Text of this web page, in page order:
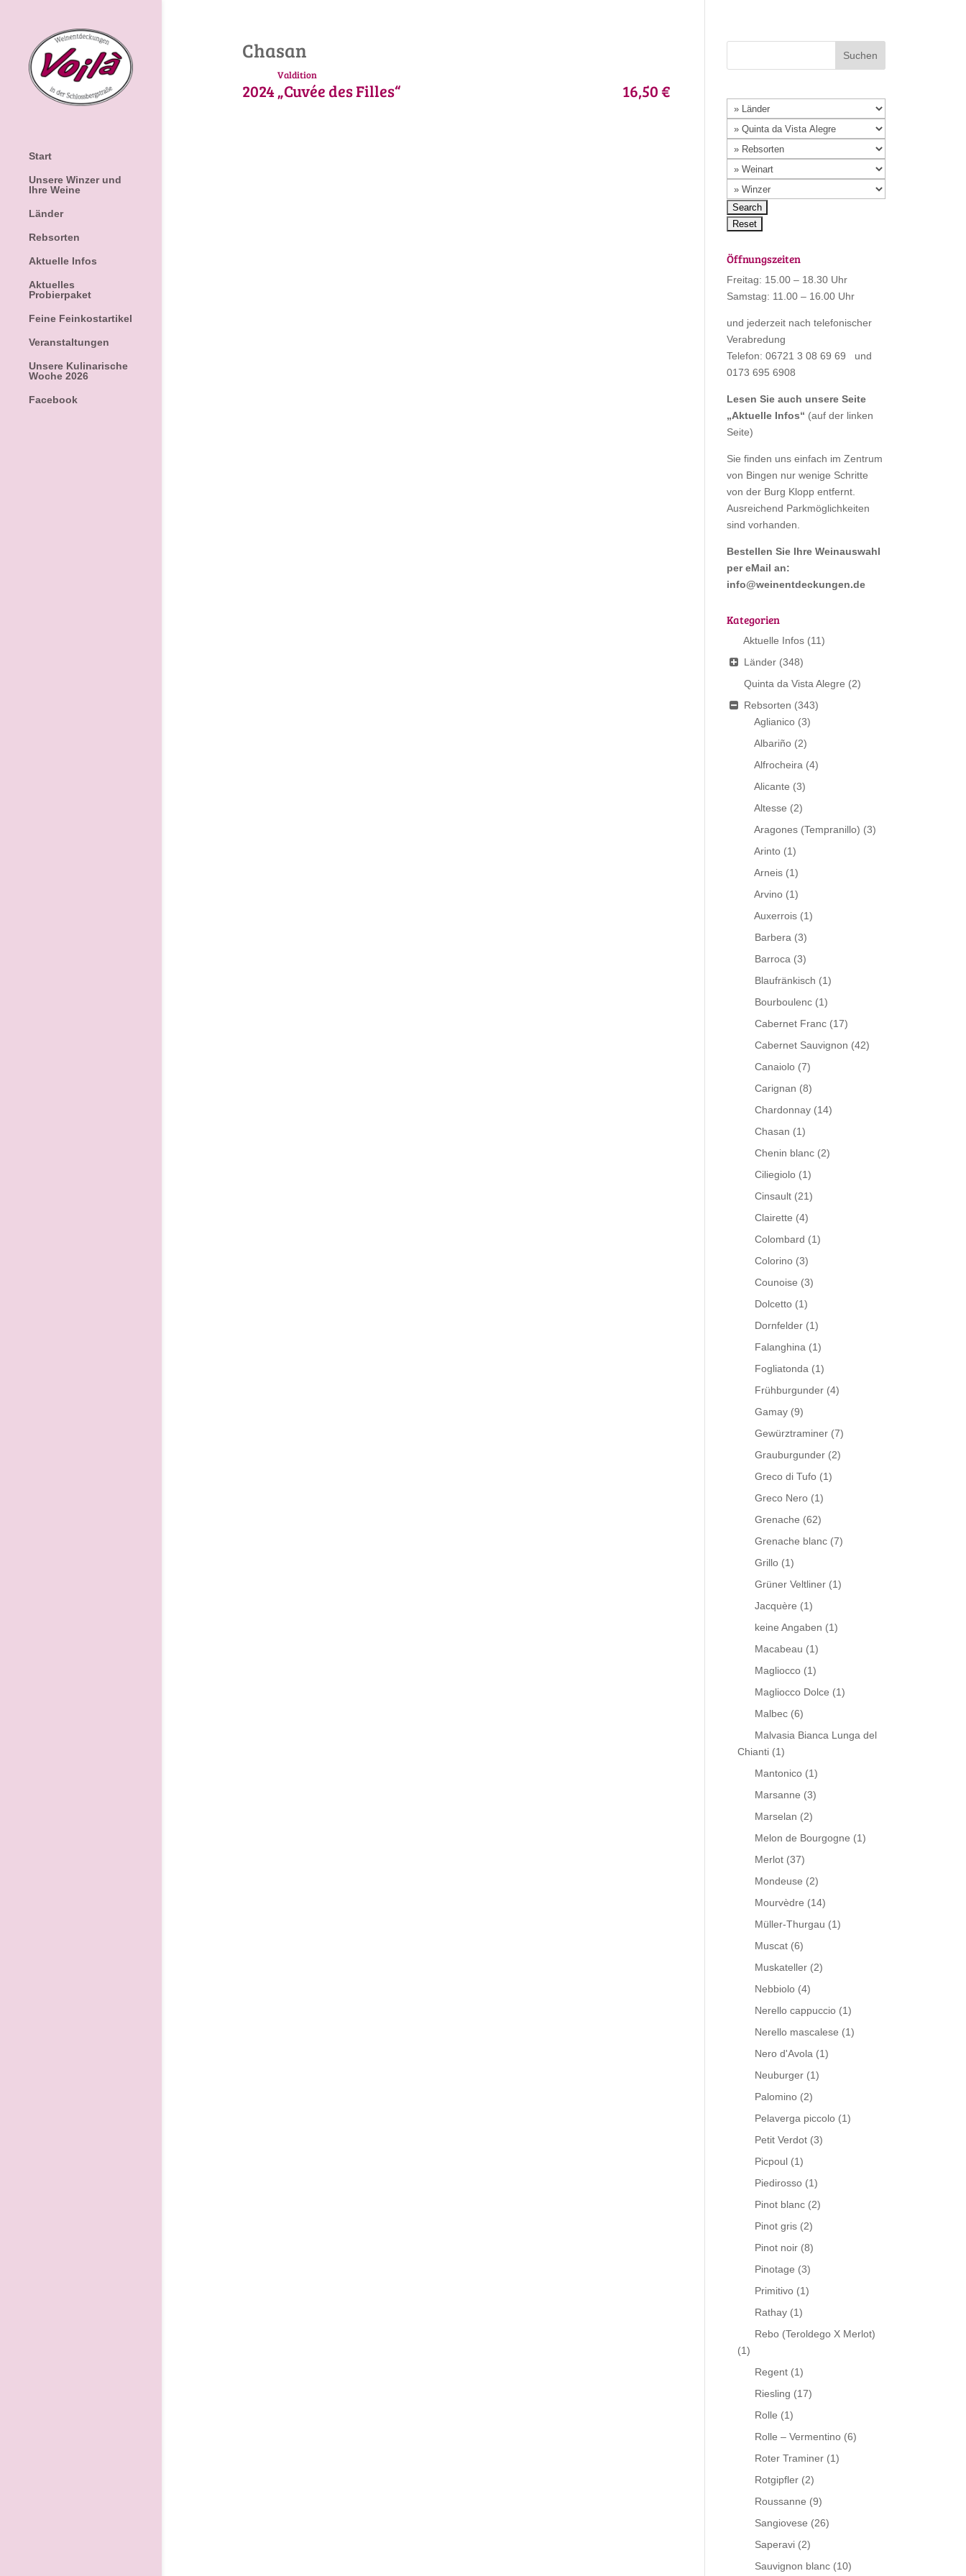
Start
Unsere Winzer und
Ihre Weine
Länder
Rebsorten
Aktuelle Infos
Aktuelles
Probierpaket
Feine Feinkostartikel
Veranstaltungen
Unsere Kulinarische
Woche 2026
Facebook
Chasan
2024
Valdition
„Cuvée des Filles“ 16,50 €
Öffnungszeiten
Freitag: 15.00 – 18.30 Uhr
Samstag: 11.00 – 16.00 Uhr
und jederzeit nach telefonischer
Verabredung
Telefon: 06721 3 08 69 69 und
0173 695 6908
Lesen Sie auch unsere Seite
„Aktuelle Infos“ (auf der linken
Seite)
Sie finden uns einfach im Zentrum
von Bingen nur wenige Schritte
von der Burg Klopp entfernt.
Ausreichend Parkmöglichkeiten
sind vorhanden.
Bestellen Sie Ihre Weinauswahl
per eMail an:
info@weinentdeckungen.de
Kategorien
Aktuelle Infos (11)
Länder (348)
Quinta da Vista Alegre (2)
Rebsorten (343)
Aglianico (3)
Albariño (2)
Alfrocheira (4)
Alicante (3)
Altesse (2)
Aragones (Tempranillo) (3)
Arinto (1)
Arneis (1)
Arvino (1)
Auxerrois (1)
Barbera (3)
Barroca (3)
Blaufränkisch (1)
Bourboulenc (1)
Cabernet Franc (17)
Cabernet Sauvignon (42)
Canaiolo (7)
Carignan (8)
Chardonnay (14)
Chasan (1)
Chenin blanc (2)
Ciliegiolo (1)
Cinsault (21)
Clairette (4)
Colombard (1)
Colorino (3)
Counoise (3)
Dolcetto (1)
Dornfelder (1)
Falanghina (1)
Fogliatonda (1)
Frühburgunder (4)
Gamay (9)
Gewürztraminer (7)
Grauburgunder (2)
Greco di Tufo (1)
Greco Nero (1)
Grenache (62)
Grenache blanc (7)
Grillo (1)
Grüner Veltliner (1)
Jacquère (1)
keine Angaben (1)
Macabeau (1)
Magliocco (1)
Magliocco Dolce (1)
Malbec (6)
Malvasia Bianca Lunga del
Chianti (1)
Mantonico (1)
Marsanne (3)
Marselan (2)
Melon de Bourgogne (1)
Merlot (37)
Mondeuse (2)
Mourvèdre (14)
Müller-Thurgau (1)
Muscat (6)
Muskateller (2)
Nebbiolo (4)
Nerello cappuccio (1)
Nerello mascalese (1)
Nero d'Avola (1)
Neuburger (1)
Palomino (2)
Pelaverga piccolo (1)
Petit Verdot (3)
Picpoul (1)
Piedirosso (1)
Pinot blanc (2)
Pinot gris (2)
Pinot noir (8)
Pinotage (3)
Primitivo (1)
Rathay (1)
Rebo (Teroldego X Merlot)
(1)
Regent (1)
Riesling (17)
Rolle (1)
Rolle – Vermentino (6)
Roter Traminer (1)
Rotgipfler (2)
Roussanne (9)
Sangiovese (26)
Saperavi (2)
Sauvignon blanc (10)